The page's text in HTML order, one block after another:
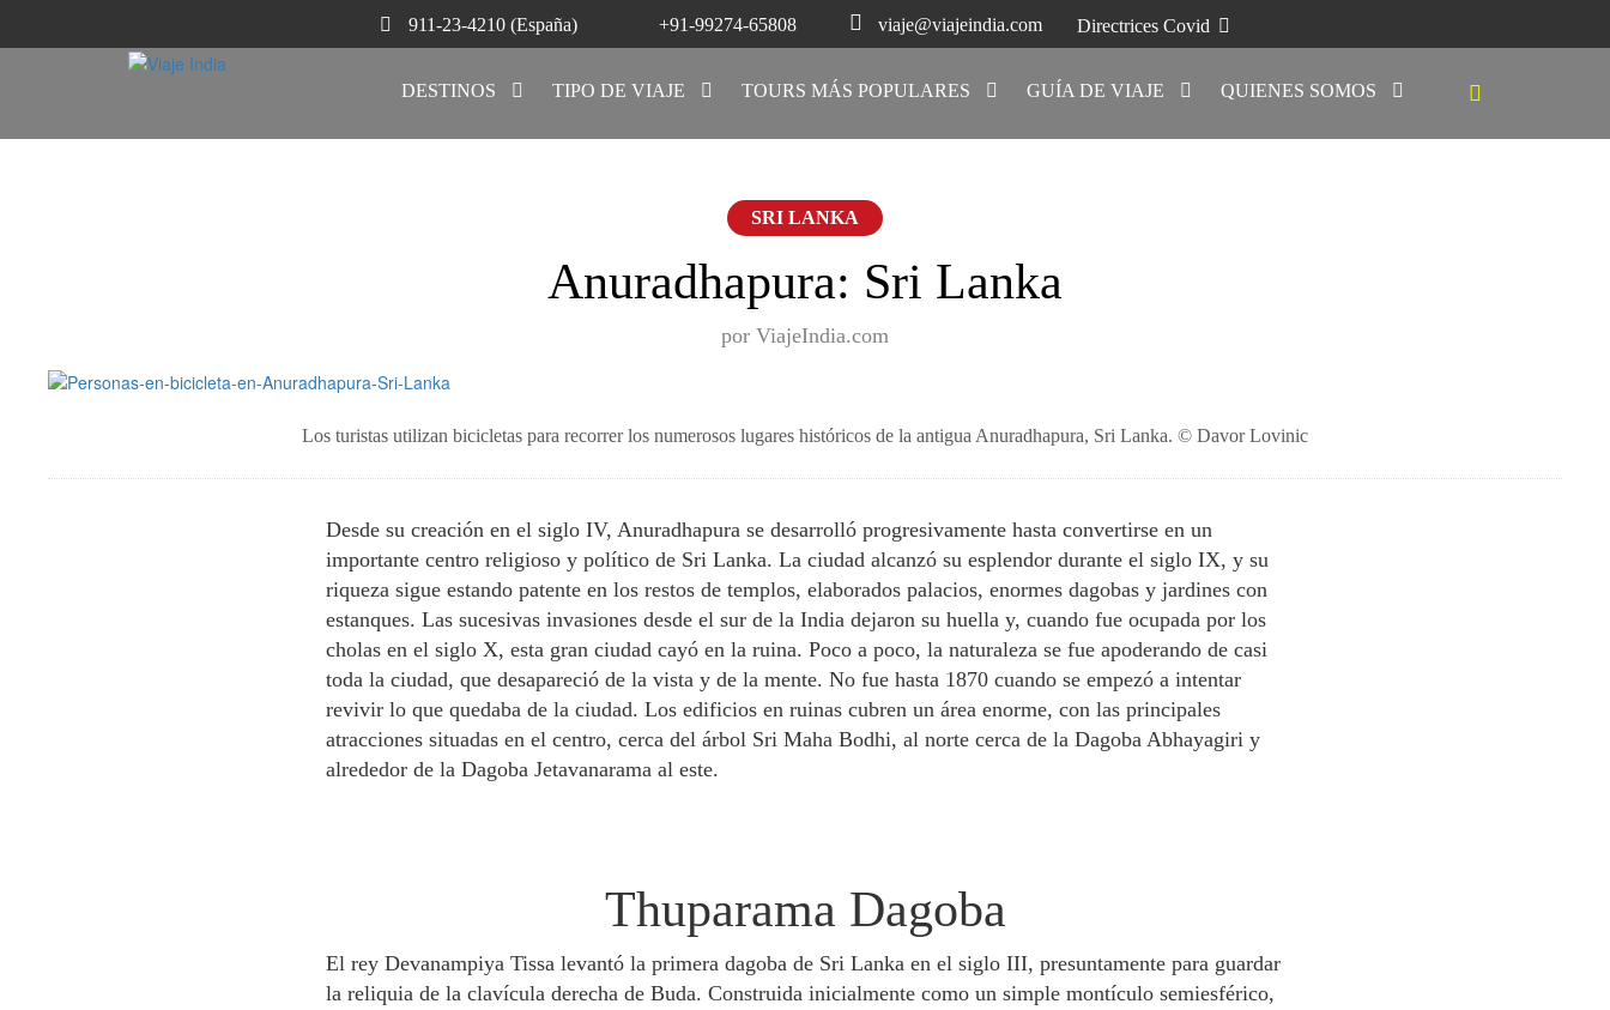
911-23-4210 (España) +91-99274-65808 viaje@viajeindia.com Directrices Covid
DESTINOS TIPO DE VIAJE TOURS MÁS POPULARES GUÍA DE VIAJE QUIENES SOMOS
SRI LANKA
Anuradhapura: Sri Lanka
por ViajeIndia.com
Los turistas utilizan bicicletas para recorrer los numerosos lugares históricos de la antigua Anuradhapura, Sri Lanka. © Davor Lovinic
Desde su creación en el siglo IV, Anuradhapura se desarrolló progresivamente hasta convertirse en un
importante centro religioso y político de Sri Lanka. La ciudad alcanzó su esplendor durante el siglo IX, y su
riqueza sigue estando patente en los restos de templos, elaborados palacios, enormes dagobas y jardines con
estanques. Las sucesivas invasiones desde el sur de la India dejaron su huella y, cuando fue ocupada por los
cholas en el siglo X, esta gran ciudad cayó en la ruina. Poco a poco, la naturaleza se fue apoderando de casi
toda la ciudad, que desapareció de la vista y de la mente. No fue hasta 1870 cuando se empezó a intentar
revivir lo que quedaba de la ciudad. Los edificios en ruinas cubren un área enorme, con las principales
atracciones situadas en el centro, cerca del árbol Sri Maha Bodhi, al norte cerca de la Dagoba Abhayagiri y
alrededor de la Dagoba Jetavanarama al este.
Thuparama Dagoba
El rey Devanampiya Tissa levantó la primera dagoba de Sri Lanka en el siglo III, presuntamente para guardar
la reliquia de la clavícula derecha de Buda. Construida inicialmente como un simple montículo semiesférico,